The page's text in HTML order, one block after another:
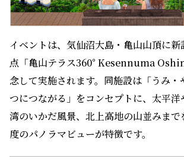
イベントは、気仙沼大島・亀山山頂に
点「亀山テラス360° Kesennuma
念して実施されます。同施設は「うみ・
つにつながる」をコンセプトに、太平洋
湾のいかだ風景、北上高地の山並みま
度のパノラマビューが特徴です。